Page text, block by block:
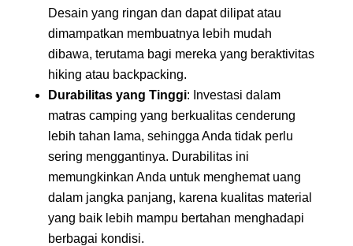
Desain yang ringan dan dapat dilipat atau
dimampatkan membuatnya lebih mudah
dibawa, terutama bagi mereka yang beraktivitas
hiking atau backpacking.
Durabilitas yang Tinggi: Investasi dalam
matras camping yang berkualitas cenderung
lebih tahan lama, sehingga Anda tidak perlu
sering menggantinya. Durabilitas ini
memungkinkan Anda untuk menghemat uang
dalam jangka panjang, karena kualitas material
yang baik lebih mampu bertahan menghadapi
berbagai kondisi.